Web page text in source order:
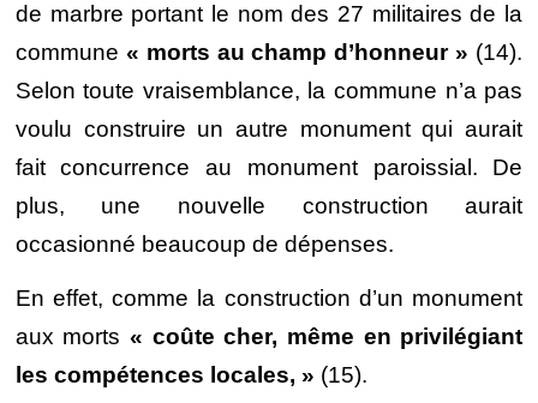
de marbre portant le nom des 27 militaires de la
commune « morts au champ d’honneur » (14).
Selon toute vraisemblance, la commune n’a pas
voulu construire un autre monument qui aurait
fait concurrence au monument paroissial. De
plus, une nouvelle construction aurait
occasionné beaucoup de dépenses.
En effet, comme la construction d’un monument
aux morts« coûte cher, même en privilégiant
les compétences locales, » (15).